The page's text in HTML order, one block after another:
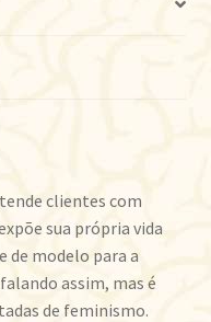
clientes com
sua própria vida
de modelo para a
assim, mas é
de feminismo.